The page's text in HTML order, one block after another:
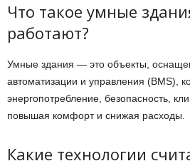
Что такое умные
работают?
Умные здания — это объекты,
автоматизации и управления (BMS),
энергопотребление, безопасность,
повышая комфорт и снижая расходы.
Какие технологии